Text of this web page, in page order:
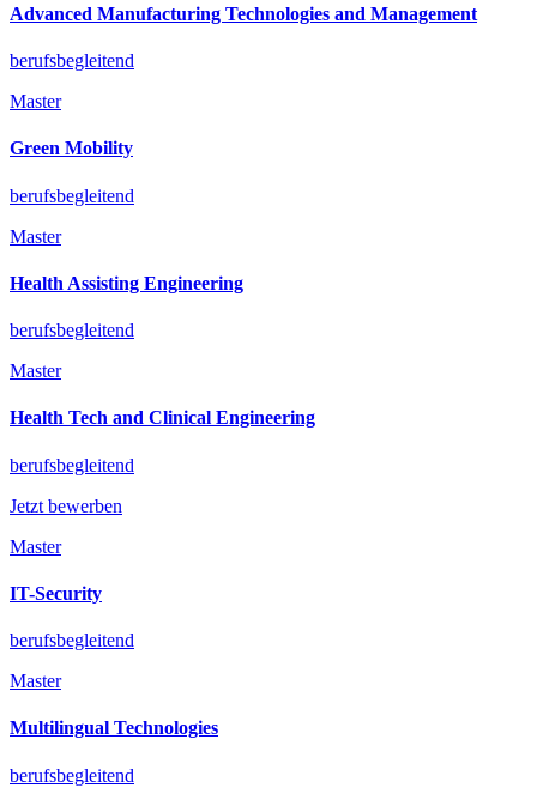
Advanced Manufacturing Technologies and Management
berufsbegleitend
Master
Green Mobility
berufsbegleitend
Master
Health Assisting Engineering
berufsbegleitend
Master
Health Tech and Clinical Engineering
berufsbegleitend
Jetzt bewerben
Master
IT-Security
berufsbegleitend
Master
Multilingual Technologies
berufsbegleitend